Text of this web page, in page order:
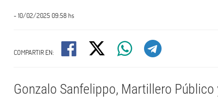
- 10/02/2025 09:58 hs
COMPARTIR EN:
Gonzalo Sanfelippo, Martillero Público